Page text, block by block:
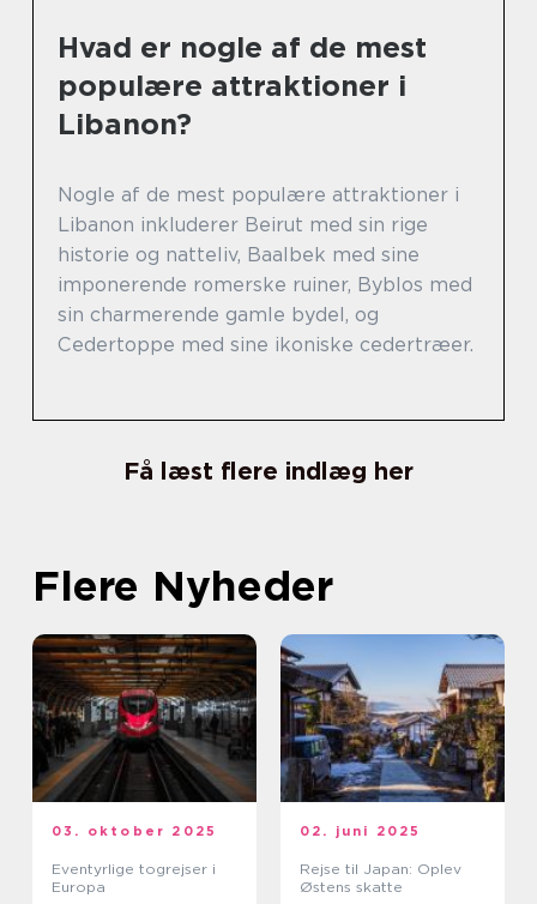
Hvad er nogle af de mest
populære attraktioner i
Libanon?
Nogle af de mest populære attraktioner i
Libanon inkluderer Beirut med sin rige
historie og natteliv, Baalbek med sine
imponerende romerske ruiner, Byblos med
sin charmerende gamle bydel, og
Cedertoppe med sine ikoniske cedertræer.
Få læst flere indlæg her
Flere Nyheder
03. oktober 2025
Eventyrlige togrejser i
Europa
02. juni 2025
Rejse til Japan: Oplev
Østens skatte